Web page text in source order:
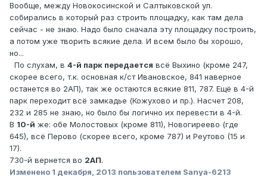
Вообще, между Новокосинской и Салтыковской ул.
собирались в который раз строить площадку, как там дела
сейчас - не знаю. Надо было сначала эту площадку построить,
а потом уже творить всякие дела. И всем было бы хорошо,
но...
По слухам, в 4-й парк передается всё Выхино (кроме 247,
скорее всего, т.к. основная к/ст Ивановское, 841 наверное
останется во 2АП), так же остаются всякие 811, 787. Ещё в 4-й
парк переходит всё замкадье (Кожухово и пр.). Насчет 208,
232 и 285 не знаю, но было бы логично их перевести в 4-й.
В 10-й же: обе Молостовых (кроме 811), Новогиреево (где
645), всё Перово (скорее всего, кроме 787) и Реутово (15 и
17).
730-й вернется во 2АП.
Изменено 1 декабря, 2013 пользователем Sanya-6213